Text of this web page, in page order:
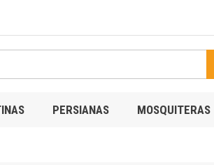
PERSIANAS MOSQUITERAS